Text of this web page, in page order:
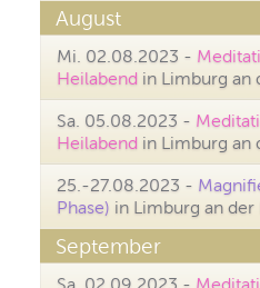
August
Mi. 02.08.2023 -
Heilabend in Limburg an
Sa. 05.08.2023 -
Heilabend in Limburg an
25.-27.08.2023 -
Phase) in Limburg an der
September
Sa. 02.09.2023 -